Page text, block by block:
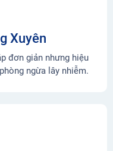
Xuyên
đơn giản nhưng hiệu
ngừa lây nhiễm.